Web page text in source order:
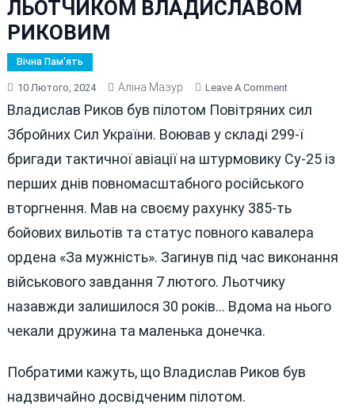
ЛЬОТЧИКОМ ВЛАДИСЛАВОМ
РИКОВИМ
Вічна Пам'ять
10 Лютого, 2024 Аліна Мазур Leave A CommentOn
НАЗАВЖДИ
ВІННИЦЯ
СЬОГОДНІ
ЛЬОТЧИКОМ
Владислав Риков був пілотом Повітряних сил
Збройних Сил України. Воював у складі 299-ї
бригади тактичної авіації на штурмовику Су-25 із
перших днів повномасштабного російського
вторгнення. Мав на своєму рахунку 385-ть
бойових вильотів та статус повного кавалера
ордена «За мужність». Загинув під час виконання
військового завдання 7 лютого. Льотчику
назавжди залишилося 30 років… Вдома на нього
чекали дружина та маленька донечка.
Побратими кажуть, що Владислав Риков був
надзвичайно досвідченим пілотом.